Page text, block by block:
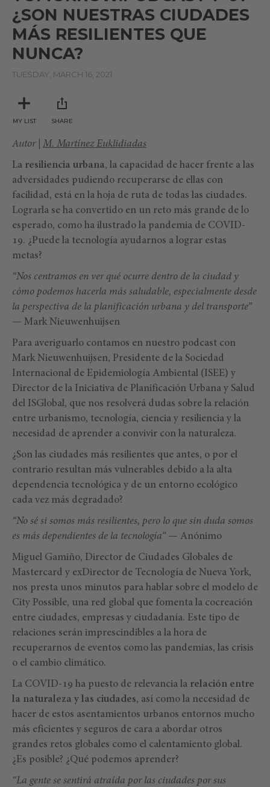
¿SON NUESTRAS CIUDADES
MÁS RESILIENTES QUE
NUNCA?
TUESDAY, MARCH 16, 2021
MY LIST SHARE
Autor | M. Martínez Euklidiadas
La resiliencia urbana, la capacidad de hacer frente a las
adversidades pudiendo recuperarse de ellas con
facilidad, está en la hoja de ruta de todas las ciudades.
Lograrla se ha convertido en un reto más grande de lo
esperado, como ha ilustrado la pandemia de COVID-
19. ¿Puede la tecnología ayudarnos a lograr estas
metas?
“Nos centramos en ver qué ocurre dentro de la ciudad y
cómo podemos hacerla más saludable, especialmente desde
la perspectiva de la planificación urbana y del transporte”
— Mark Nieuwenhuijsen
Para averiguarlo contamos en nuestro podcast con
Mark Nieuwenhuijsen, Presidente de la Sociedad
Internacional de Epidemiología Ambiental (ISEE) y
Director de la Iniciativa de Planificación Urbana y Salud
del ISGlobal, que nos resolverá dudas sobre la relación
entre urbanismo, tecnología, ciencia y resiliencia y la
necesidad de aprender a convivir con la naturaleza.
¿Son las ciudades más resilientes que antes, o por el
contrario resultan más vulnerables debido a la alta
dependencia tecnológica y de un entorno ecológico
cada vez más degradado?
“No sé si somos más resilientes, pero lo que sin duda somos
es más dependientes de la tecnología” — Anónimo
Miguel Gamiño, Director de Ciudades Globales de
Mastercard y exDirector de Tecnología de Nueva York,
nos presta unos minutos para hablar sobre el modelo de
City Possible, una red global que fomenta la cocreación
entre ciudades, empresas y ciudadanía. Este tipo de
relaciones serán imprescindibles a la hora de
recuperarnos de eventos como las pandemias, las crisis
o el cambio climático.
La COVID-19 ha puesto de relevancia la relación entre
la naturaleza y las ciudades, así como la necesidad de
hacer de estos asentamientos urbanos entornos mucho
más eficientes y seguros de cara a abordar otros
grandes retos globales como el calentamiento global.
¿Es posible? ¿Qué podemos aprender?
“La gente se sentirá atraída por las ciudades por sus